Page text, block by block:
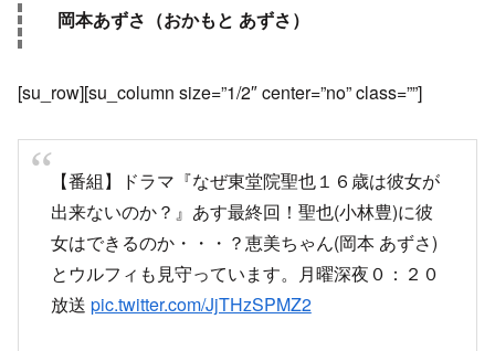
岡本あずさ（おかもと あずさ）
[su_row][su_column size=”1/2″ center=”no” class=””]
【番組】ドラマ『なぜ東堂院聖也１６歳は彼女が
出来ないのか？』あす最終回！聖也(小林豊)に彼
女はできるのか・・・？恵美ちゃん(岡本 あずさ)
とウルフィも見守っています。月曜深夜０：２０
放送 pic.twitter.com/JjTHzSPMZ2